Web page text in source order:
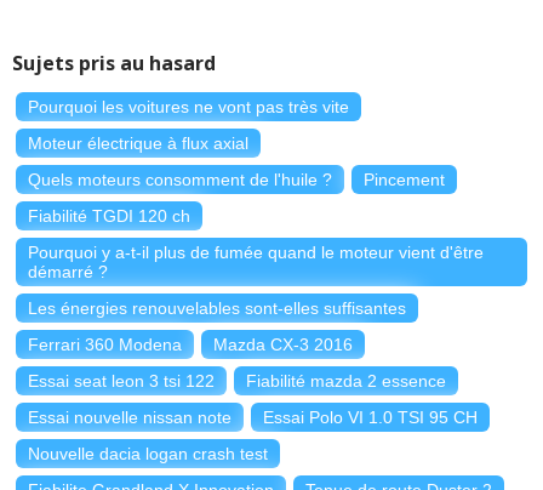
Sujets pris au hasard
Pourquoi les voitures ne vont pas très vite
Moteur électrique à flux axial
Quels moteurs consomment de l'huile ?
Pincement
Fiabilité TGDI 120 ch
Pourquoi y a-t-il plus de fumée quand le moteur vient d'être
démarré ?
Les énergies renouvelables sont-elles suffisantes
Ferrari 360 Modena
Mazda CX-3 2016
Essai seat leon 3 tsi 122
Fiabilité mazda 2 essence
Essai nouvelle nissan note
Essai Polo VI 1.0 TSI 95 CH
Nouvelle dacia logan crash test